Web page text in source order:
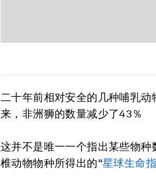
二十年前相对安全的几种哺乳
来，非洲狮的数量减少了43％
这并不是唯一一个指出某些物
椎动物物种所得出的“星球生命